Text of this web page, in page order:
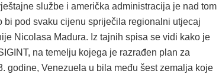
službe i američka administracija je nad tom
bi pod svaku cijenu spriječila regionalni utjecaj
Nicolasa Madura. Iz tajnih spisa se vidi kako je
na temelju kojega je razrađen plan za
godine, Venezuela u bila među šest zemalja koje